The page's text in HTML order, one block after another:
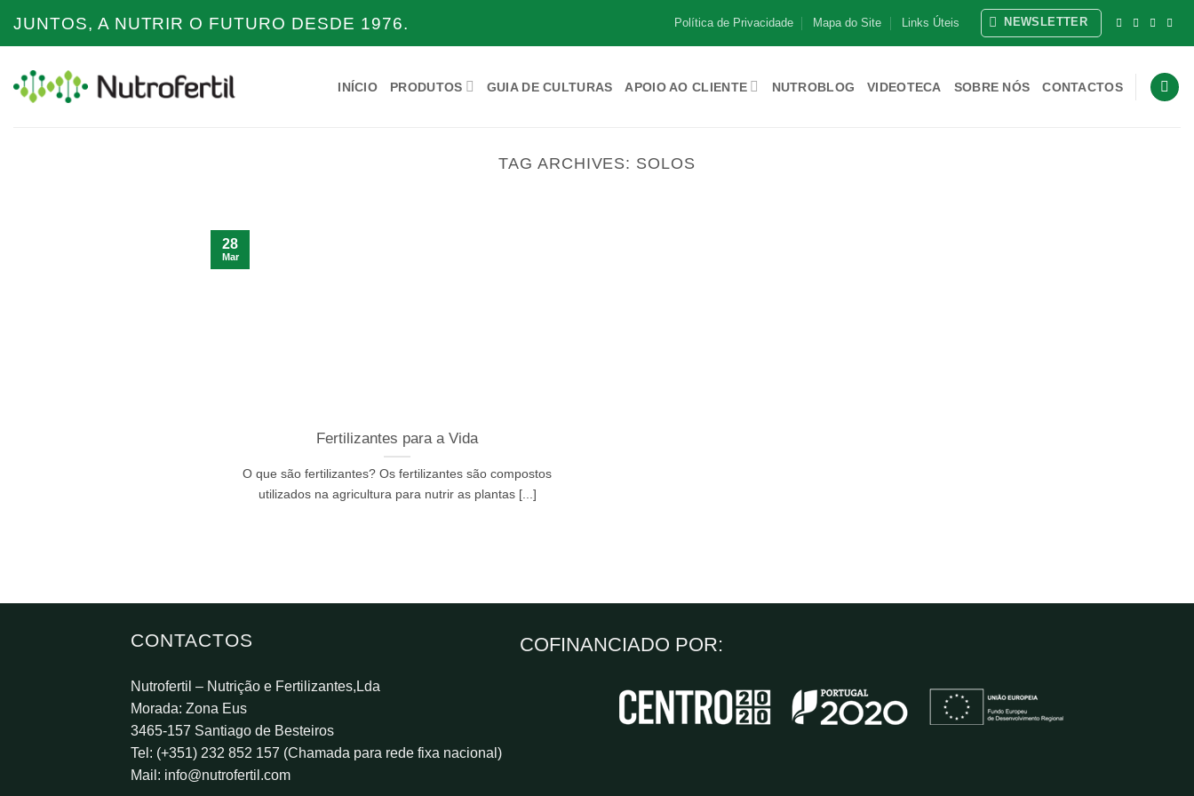
JUNTOS, A NUTRIR O FUTURO DESDE 1976. Política de Privacidade Mapa do Site Links Úteis NEWSLETTER
INÍCIO PRODUTOS GUIA DE CULTURAS APOIO AO CLIENTE NUTROBLOG VIDEOTECA SOBRE NÓS CONTACTOS
TAG ARCHIVES: SOLOS
Fertilizantes para a Vida
O que são fertilizantes? Os fertilizantes são compostos
utilizados na agricultura para nutrir as plantas [...]
28
Mar
CONTACTOS
Nutrofertil – Nutrição e Fertilizantes,Lda
Morada: Zona Eus
3465-157 Santiago de Besteiros
Tel: (+351) 232 852 157 (Chamada para rede fixa nacional)
Mail: info@nutrofertil.com
COFINANCIADO POR: